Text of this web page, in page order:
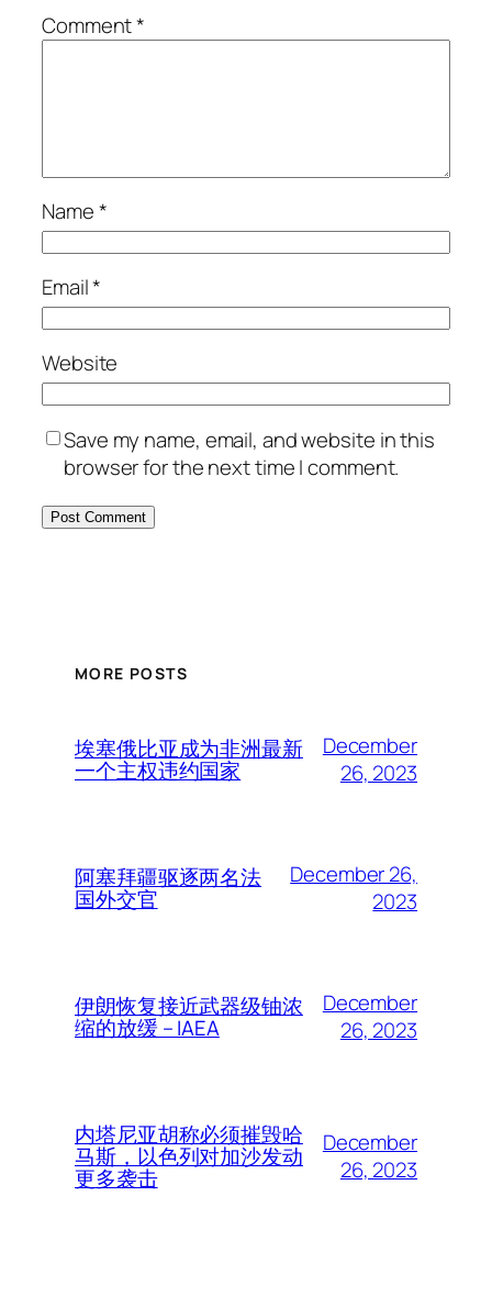
Comment*
Name*
Email*
Website
Save my name, email, and website in this
browser for the next time I comment.
MORE POSTS
埃塞俄比亚成为非洲最新
一个主权违约国家
December
26, 2023
阿塞拜疆驱逐两名法
国外交官
December 26,
2023
伊朗恢复接近武器级铀浓
缩的放缓 – IAEA
December
26, 2023
内塔尼亚胡称必须摧毁哈
马斯，以色列对加沙发动
更多袭击
December
26, 2023